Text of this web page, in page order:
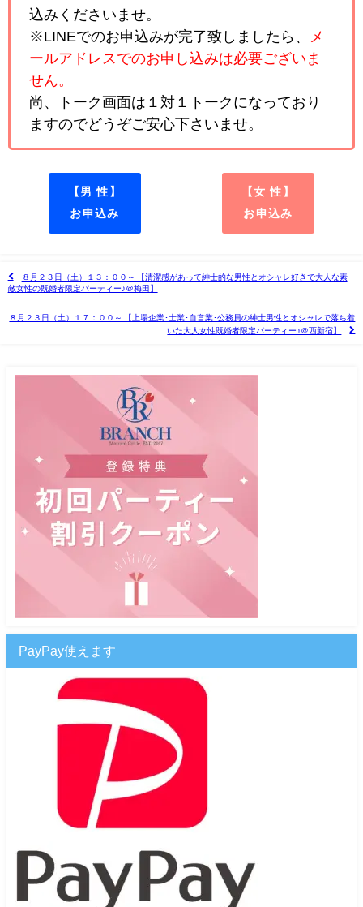
込みくださいませ。
※LINEでのお申込みが完了致しましたら、
メ
ールアドレスでのお申し込みは必要ございま
せん。
尚、トーク画面は１対１トークになっており
ますのでどうぞご安心下さいませ。
【男 性】
お申込み
【女 性】
お申込み
８月２３日（土）１３：００～ 【清潔感があって紳士的な男性とオシャレ好きで大人な素
敵女性の既婚者限定パーティー♪＠梅田】
８月２３日（土）１７：００～ 【上場企業･士業･自営業･公務員の紳士男性とオシャレで落ち着
いた大人女性既婚者限定パーティー♪＠西新宿】
PayPay使えます